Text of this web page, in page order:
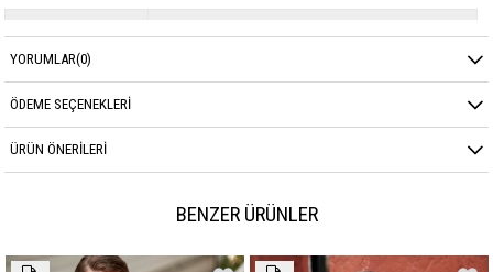
Sezon
Kumaş Cinsi
YORUMLAR(0)
ÖDEME SEÇENEKLERI
ÜRÜN ÖNERILERI
BENZER ÜRÜNLER